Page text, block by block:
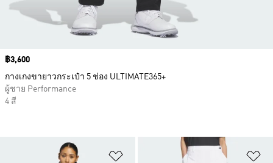
เพิ่มไปยังรายการสินค้าโปรด
Price
฿3,600
กางเกงขายาวกระเป๋า 5 ช่อง ULTIMATE365+
ผู้ชาย Performance
4 สี